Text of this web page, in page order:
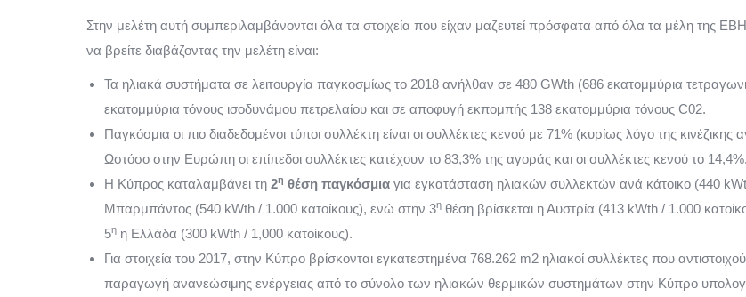
Στην μελέτη αυτή συμπεριλαμβάνονται όλα τα στοιχεία που είχαν μαζευτεί πρόσφατα από όλα τα μέλη της
να βρείτε διαβάζοντας την μελέτη είναι:
Τα ηλιακά συστήματα σε λειτουργία παγκοσμίως το 2018 ανήλθαν σε 480 GWth (686 εκατομμύρια
εκατομμύρια τόνους ισοδυνάμου πετρελαίου και σε αποφυγή εκπομπής 138 εκατομμύρια τόνους C02.
Παγκόσμια οι πιο διαδεδομένοι τύποι συλλέκτη είναι οι συλλέκτες κενού με 71% (κυρίως λόγο της
Ωστόσο στην Ευρώπη οι επίπεδοι συλλέκτες κατέχουν το 83,3% της αγοράς και οι συλλέκτες κενού το 14,4%.
Η Κύπρος καταλαμβάνει τη 2η θέση παγκόσμια για εγκατάσταση ηλιακών συλλεκτών ανά κάτοικο (440
Μπαρμπάντος (540 kWth / 1.000 κατοίκους), ενώ στην 3η θέση βρίσκεται η Αυστρία (413 kWth / 1.000
5η η Ελλάδα (300 kWth / 1,000 κατοίκους).
Για στοιχεία του 2017, στην Κύπρο βρίσκονται εγκατεστημένα 768.262 m2 ηλιακοί συλλέκτες που
παραγωγή ανανεώσιμης ενέργειας από το σύνολο των ηλιακών θερμικών συστημάτων στην Κύπρο